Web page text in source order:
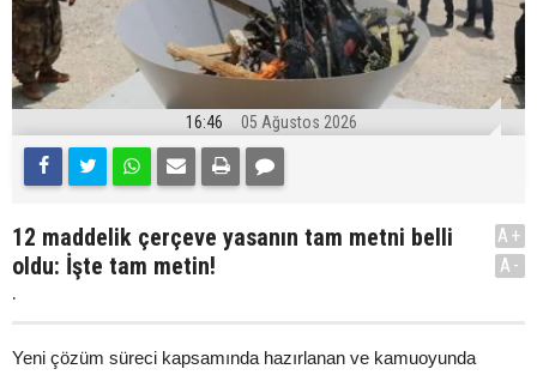
16:46 05 Ağustos 2026
12 maddelik çerçeve yasanın tam metni belli
oldu: İşte tam metin!
.
A+
A-
Yeni çözüm süreci kapsamında hazırlanan ve kamuoyunda